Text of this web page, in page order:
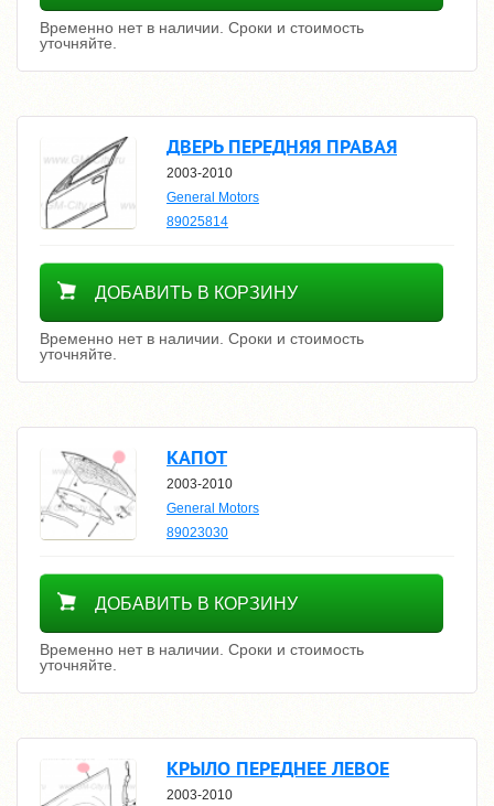
Временно нет в наличии. Сроки и стоимость
уточняйте.
ДВЕРЬ ПЕРЕДНЯЯ ПРАВАЯ
2003-2010
General Motors
89025814
Уточнить цену
ДОБАВИТЬ В КОРЗИНУ
Временно нет в наличии. Сроки и стоимость
уточняйте.
КАПОТ
2003-2010
General Motors
89023030
Уточнить цену
ДОБАВИТЬ В КОРЗИНУ
Временно нет в наличии. Сроки и стоимость
уточняйте.
КРЫЛО ПЕРЕДНЕЕ ЛЕВОЕ
2003-2010